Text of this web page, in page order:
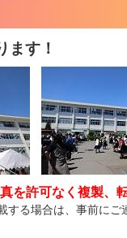
ます！
を許可なく複製、
る場合は、事前にご